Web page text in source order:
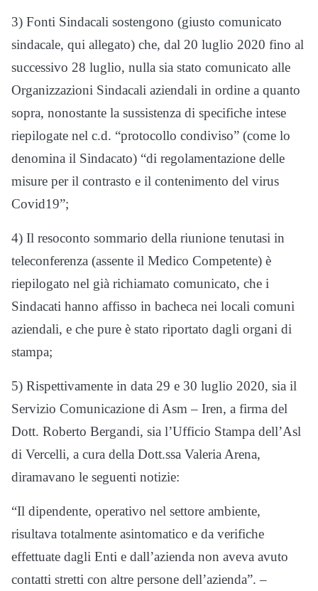
3) Fonti Sindacali sostengono (giusto comunicato
sindacale, qui allegato) che, dal 20 luglio 2020 fino al
successivo 28 luglio, nulla sia stato comunicato alle
Organizzazioni Sindacali aziendali in ordine a quanto
sopra, nonostante la sussistenza di specifiche intese
riepilogate nel c.d. “protocollo condiviso” (come lo
denomina il Sindacato) “di regolamentazione delle
misure per il contrasto e il contenimento del virus
Covid19”;
4) Il resoconto sommario della riunione tenutasi in
teleconferenza (assente il Medico Competente) è
riepilogato nel già richiamato comunicato, che i
Sindacati hanno affisso in bacheca nei locali comuni
aziendali, e che pure è stato riportato dagli organi di
stampa;
5) Rispettivamente in data 29 e 30 luglio 2020, sia il
Servizio Comunicazione di Asm – Iren, a firma del
Dott. Roberto Bergandi, sia l’Ufficio Stampa dell’Asl
di Vercelli, a cura della Dott.ssa Valeria Arena,
diramavano le seguenti notizie:
“Il dipendente, operativo nel settore ambiente,
risultava totalmente asintomatico e da verifiche
effettuate dagli Enti e dall’azienda non aveva avuto
contatti stretti con altre persone dell’azienda”. –